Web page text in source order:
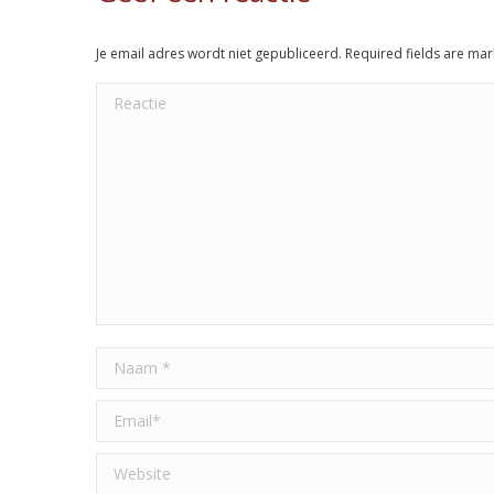
Je email adres wordt niet gepubliceerd. Required fields are
Reactie
Naam *
Email *
Website